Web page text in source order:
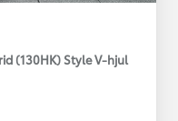
(130HK) Style V-hjul